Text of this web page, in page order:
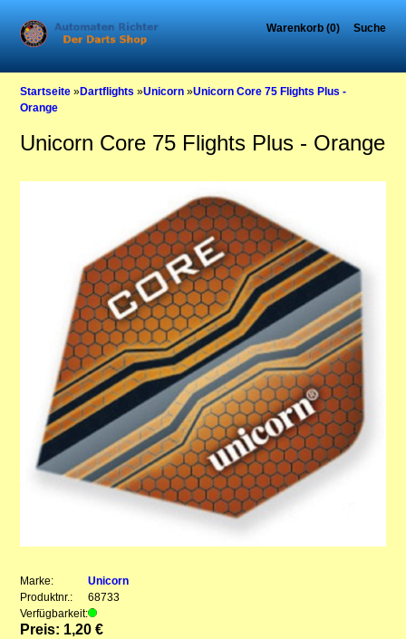
Warenkorb (0) Suche
Startseite »Dartflights »Unicorn »Unicorn Core 75 Flights Plus -
Orange
Unicorn Core 75 Flights Plus - Orange
Marke:
Unicorn
Produktnr.:
68733
Verfügbarkeit:
Preis: 1,20 €